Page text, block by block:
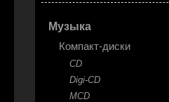
Музыка
Компакт-диски
CD
Digi-CD
MCD